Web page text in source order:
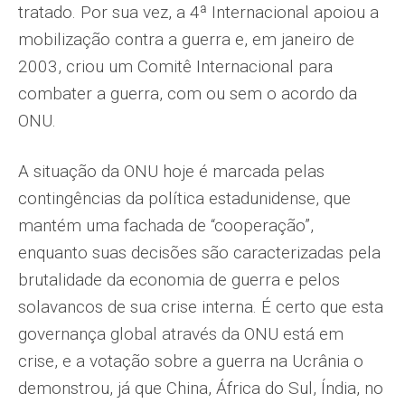
tratado. Por sua vez, a 4ª Internacional apoiou a
mobilização contra a guerra e, em janeiro de
2003, criou um Comitê Internacional para
combater a guerra, com ou sem o acordo da
ONU.
A situação da ONU hoje é marcada pelas
contingências da política estadunidense, que
mantém uma fachada de “cooperação”,
enquanto suas decisões são caracterizadas pela
brutalidade da economia de guerra e pelos
solavancos de sua crise interna. É certo que esta
governança global através da ONU está em
crise, e a votação sobre a guerra na Ucrânia o
demonstrou, já que China, África do Sul, Índia, no